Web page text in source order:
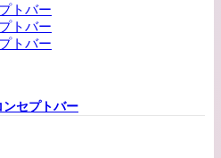
トバー
トバー
トバー
セプトバー